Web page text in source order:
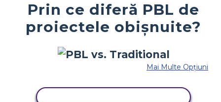
Prin ce diferă PBL de
proiectele obișnuite?
Mai Multe Opțiuni